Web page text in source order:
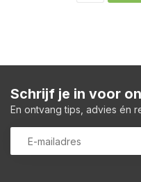
Schrijf je in voor
En ontvang tips, advies én